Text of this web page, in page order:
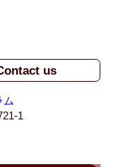
us
ム
1